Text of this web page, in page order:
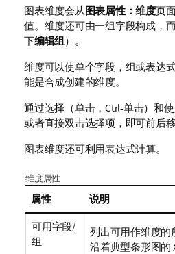
图表维度会从图表属性：维度页
值。维度还可由一组字段构成，
下编辑组）。
维度可以使单个字段，组或表达
能是合成创建的维度。
通过选择（单击，Ctrl-单击）和
或者直接双击选择项，即可前后移
图表维度还可利用表达式计算。
维度属性
属性 说明
可用字段/
组
列出可用作维度的
沿着典型条形图的